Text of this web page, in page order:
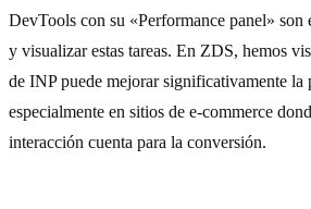
DevTools con su «Performance panel» son
y visualizar estas tareas. En ZDS, hemos
de INP puede mejorar significativamente la
especialmente en sitios de e-commerce
interacción cuenta para la conversión.